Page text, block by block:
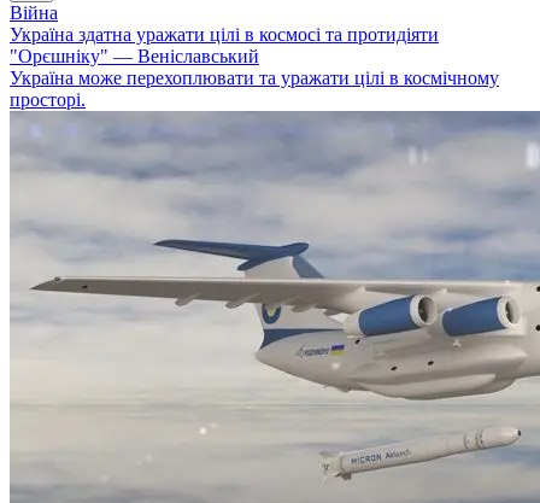
Війна
Україна здатна уражати цілі в космосі та протидіяти
"Орєшніку" — Веніславський
Україна може перехоплювати та уражати цілі в космічному
просторі.